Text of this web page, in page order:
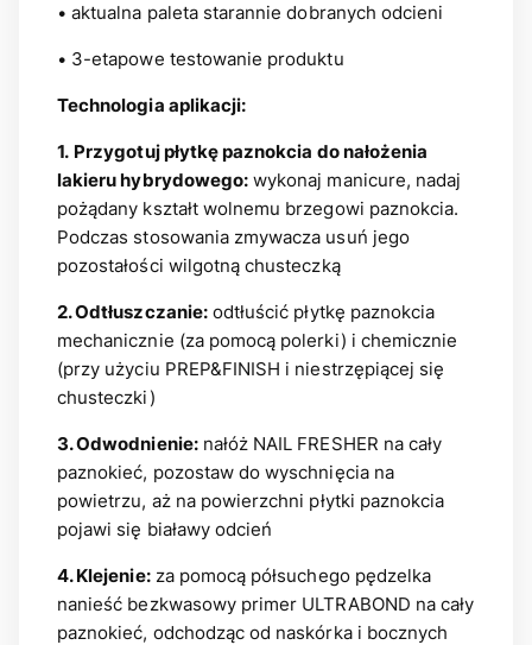
• aktualna paleta starannie dobranych odcieni
• 3-etapowe testowanie produktu
Technologia aplikacji:
1. Przygotuj płytkę paznokcia do nałożenia
lakieru hybrydowego: wykonaj manicure, nadaj
pożądany kształt wolnemu brzegowi paznokcia.
Podczas stosowania zmywacza usuń jego
pozostałości wilgotną chusteczką
2. Odtłuszczanie:odtłuścić płytkę paznokcia
mechanicznie (za pomocą polerki) i chemicznie
(przy użyciu PREP&FINISH i niestrzępiącej się
chusteczki)
3. Odwodnienie:nałóż NAIL FRESHER na cały
paznokieć, pozostaw do wyschnięcia na
powietrzu, aż na powierzchni płytki paznokcia
pojawi się białawy odcień
4. Klejenie:za pomocą półsuchego pędzelka
nanieść bezkwasowy primer ULTRABOND na cały
paznokieć, odchodząc od naskórka i bocznych